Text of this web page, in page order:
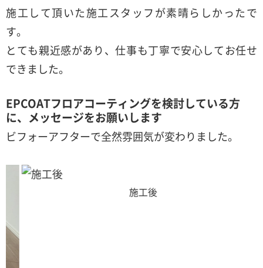
施工して頂いた施工スタッフが素晴らしかったで
す。
とても親近感があり、仕事も丁寧で安心してお任せ
できました。
EPCOATフロアコーティングを検討している方
に、メッセージをお願いします
ビフォーアフターで全然雰囲気が変わりました。
施工後